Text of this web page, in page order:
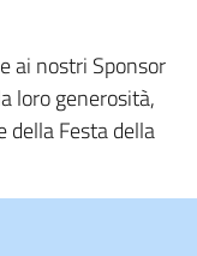
ai nostri Sponsor
loro generosità,
della Festa della